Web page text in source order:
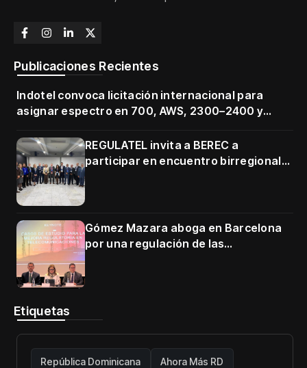
Publicaciones Recientes
Indotel convoca licitación internacional para
asignar espectro en 700, AWS, 2300–2400 y
REGULATEL invita a BEREC a
participar en encuentro birregional
Gómez Mazara aboga en Barcelona
por una regulación de las
Etiquetas
República Dominicana Ahora Más RD